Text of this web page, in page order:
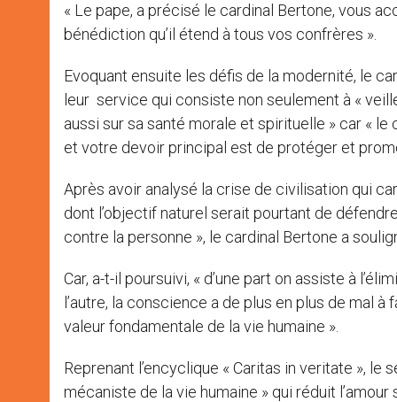
« Le pape, a précisé le cardinal Bertone, vous
bénédiction qu’il étend à tous vos confrères ».
Evoquant ensuite les défis de la modernité, le
leur service qui consiste non seulement à «
aussi sur sa santé morale et spirituelle » car « le
et votre devoir principal est de protéger et
Après avoir analysé la crise de civilisation qui
dont l’objectif naturel serait pourtant de
contre la personne », le cardinal Bertone a
Car, a-t-il poursuivi, « d’une part on assiste à
l’autre, la conscience a de plus en plus de mal
valeur fondamentale de la vie humaine ».
Reprenant l’encyclique « Caritas in veritate »,
mécaniste de la vie humaine » qui réduit